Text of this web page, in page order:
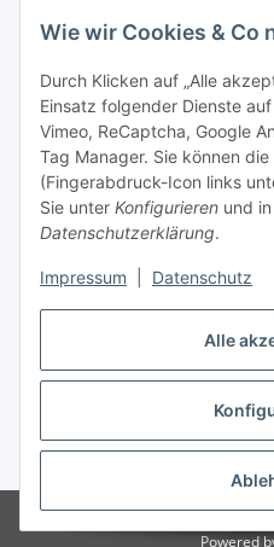
Alle
Wie wir Cookies & Co
Durch Klicken auf „Alle
Einsatz folgender Dienste
Vimeo, ReCaptcha, Google
Tag Manager. Sie können
(Fingerabdruck-Icon links
Sie unter Konfigurieren und
Datenschutzerklärung.
Impressum Datenschutz
* Alle Preise inkl. gesetzlicher MwSt.,
Powered